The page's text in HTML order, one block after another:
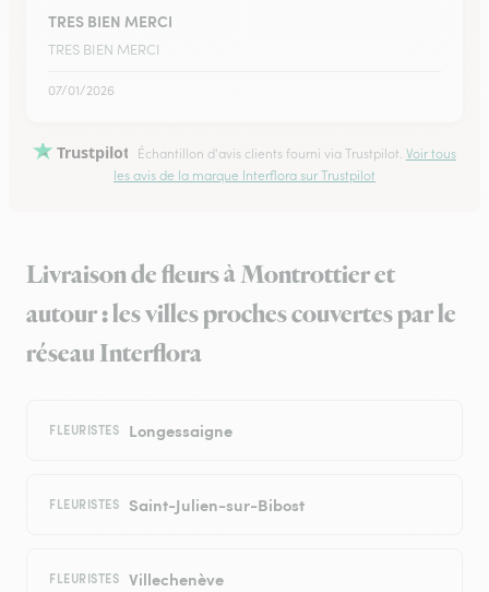
TRES BIEN MERCI
TRES BIEN MERCI
07/01/2026
Trustpilot Échantillon d'avis clients fourni via Trustpilot. Voir tous
les avis de la marque Interflora sur Trustpilot
Livraison de fleurs à Montrottier et
autour : les villes proches couvertes par le
réseau Interflora
FLEURISTES Longessaigne
FLEURISTES Saint-Julien-sur-Bibost
FLEURISTES Villechenève